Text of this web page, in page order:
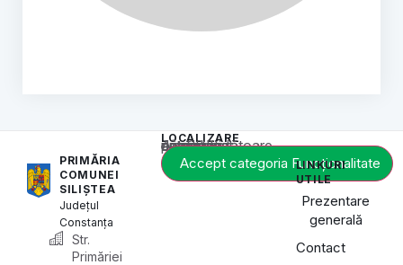
PRIMĂRIA
COMUNEI
SILIȘTEA
Județul
Constanța
Str.
Primăriei
LOCALIZARE
Acest conținut este blocat până când acceptați categoria corespunzătoare de cookie-uri.
Accept categoria Funcționalitate
LINKURI
UTILE
Prezentare
generală
Contact